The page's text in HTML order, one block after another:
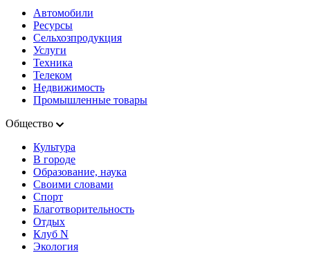
Автомобили
Ресурсы
Сельхозпродукция
Услуги
Техника
Телеком
Недвижимость
Промышленные товары
Общество
Культура
В городе
Образование, наука
Своими словами
Спорт
Благотворительность
Отдых
Клуб N
Экология